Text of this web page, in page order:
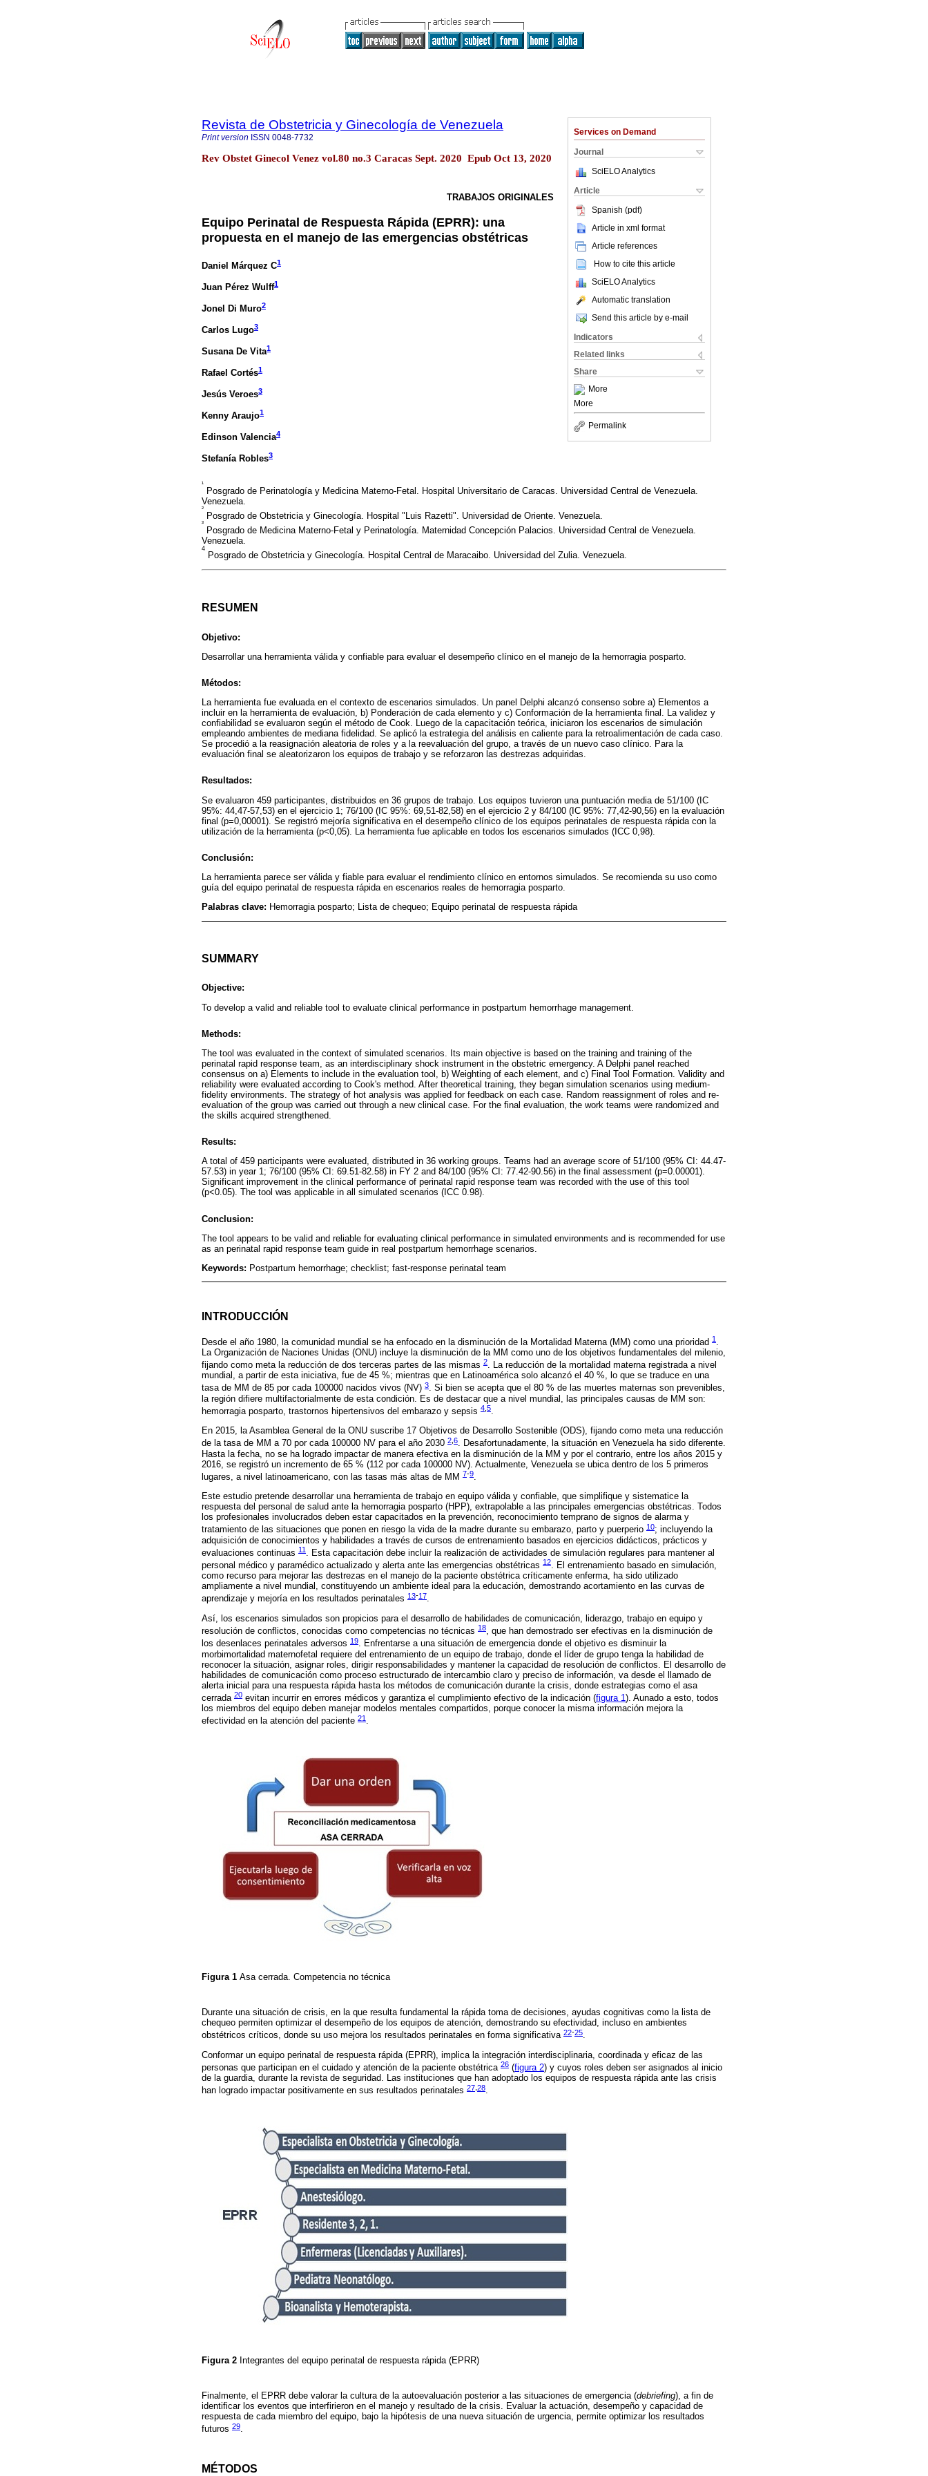
Services on Demand
Journal
SciELO Analytics
Article
Spanish (pdf)
Article in xml format
Article references
How to cite this article
SciELO Analytics
Automatic translation
Send this article by e-mail
Indicators
Related links
Share
More
More
Permalink
Revista de Obstetricia y Ginecología de Venezuela
Print version ISSN 0048-7732
Rev Obstet Ginecol Venez vol.80 no.3 Caracas Sept. 2020 Epub Oct 13, 2020
TRABAJOS ORIGINALES
Equipo Perinatal de Respuesta Rápida (EPRR): una
propuesta en el manejo de las emergencias obstétricas
Daniel Márquez C1
Juan Pérez Wulff1
Jonel Di Muro2
Carlos Lugo3
Susana De Vita1
Rafael Cortés1
Jesús Veroes3
Kenny Araujo1
Edinson Valencia4
Stefanía Robles3
¹
Posgrado de Perinatología y Medicina Materno-Fetal. Hospital Universitario de Caracas. Universidad Central de Venezuela.
Venezuela.
²
Posgrado de Obstetricia y Ginecología. Hospital "Luis Razetti". Universidad de Oriente. Venezuela.
³
Posgrado de Medicina Materno-Fetal y Perinatología. Maternidad Concepción Palacios. Universidad Central de Venezuela.
Venezuela.
4
Posgrado de Obstetricia y Ginecología. Hospital Central de Maracaibo. Universidad del Zulia. Venezuela.
RESUMEN
Objetivo:
Desarrollar una herramienta válida y confiable para evaluar el desempeño clínico en el manejo de la hemorragia posparto.
Métodos:
La herramienta fue evaluada en el contexto de escenarios simulados. Un panel Delphi alcanzó consenso sobre a) Elementos a
incluir en la herramienta de evaluación, b) Ponderación de cada elemento y c) Conformación de la herramienta final. La validez y
confiabilidad se evaluaron según el método de Cook. Luego de la capacitación teórica, iniciaron los escenarios de simulación
empleando ambientes de mediana fidelidad. Se aplicó la estrategia del análisis en caliente para la retroalimentación de cada caso.
Se procedió a la reasignación aleatoria de roles y a la reevaluación del grupo, a través de un nuevo caso clínico. Para la
evaluación final se aleatorizaron los equipos de trabajo y se reforzaron las destrezas adquiridas.
Resultados:
Se evaluaron 459 participantes, distribuidos en 36 grupos de trabajo. Los equipos tuvieron una puntuación media de 51/100 (IC
95%: 44,47-57,53) en el ejercicio 1; 76/100 (IC 95%: 69,51-82,58) en el ejercicio 2 y 84/100 (IC 95%: 77,42-90,56) en la evaluación
final (p=0,00001). Se registró mejoría significativa en el desempeño clínico de los equipos perinatales de respuesta rápida con la
utilización de la herramienta (p<0,05). La herramienta fue aplicable en todos los escenarios simulados (ICC 0,98).
Conclusión:
La herramienta parece ser válida y fiable para evaluar el rendimiento clínico en entornos simulados. Se recomienda su uso como
guía del equipo perinatal de respuesta rápida en escenarios reales de hemorragia posparto.
Palabras clave: Hemorragia posparto; Lista de chequeo; Equipo perinatal de respuesta rápida
SUMMARY
Objective:
To develop a valid and reliable tool to evaluate clinical performance in postpartum hemorrhage management.
Methods:
The tool was evaluated in the context of simulated scenarios. Its main objective is based on the training and training of the
perinatal rapid response team, as an interdisciplinary shock instrument in the obstetric emergency. A Delphi panel reached
consensus on a) Elements to include in the evaluation tool, b) Weighting of each element, and c) Final Tool Formation. Validity and
reliability were evaluated according to Cook's method. After theoretical training, they began simulation scenarios using medium-
fidelity environments. The strategy of hot analysis was applied for feedback on each case. Random reassignment of roles and re-
evaluation of the group was carried out through a new clinical case. For the final evaluation, the work teams were randomized and
the skills acquired strengthened.
Results:
A total of 459 participants were evaluated, distributed in 36 working groups. Teams had an average score of 51/100 (95% CI: 44.47-
57.53) in year 1; 76/100 (95% CI: 69.51-82.58) in FY 2 and 84/100 (95% CI: 77.42-90.56) in the final assessment (p=0.00001).
Significant improvement in the clinical performance of perinatal rapid response team was recorded with the use of this tool
(p<0.05). The tool was applicable in all simulated scenarios (ICC 0.98).
Conclusion:
The tool appears to be valid and reliable for evaluating clinical performance in simulated environments and is recommended for use
as an perinatal rapid response team guide in real postpartum hemorrhage scenarios.
Keywords: Postpartum hemorrhage; checklist; fast-response perinatal team
INTRODUCCIÓN
Desde el año 1980, la comunidad mundial se ha enfocado en la disminución de la Mortalidad Materna (MM) como una prioridad 1
La Organización de Naciones Unidas (ONU) incluye la disminución de la MM como uno de los objetivos fundamentales del milenio,
fijando como meta la reducción de dos terceras partes de las mismas 2. La reducción de la mortalidad materna registrada a nivel
mundial, a partir de esta iniciativa, fue de 45 %; mientras que en Latinoamérica solo alcanzó el 40 %, lo que se traduce en una
tasa de MM de 85 por cada 100000 nacidos vivos (NV) 3. Si bien se acepta que el 80 % de las muertes maternas son prevenibles,
la región difiere multifactorialmente de esta condición. Es de destacar que a nivel mundial, las principales causas de MM son:
hemorragia posparto, trastornos hipertensivos del embarazo y sepsis 4 5.
En 2015, la Asamblea General de la ONU suscribe 17 Objetivos de Desarrollo Sostenible (ODS), fijando como meta una reducción
de la tasa de MM a 70 por cada 100000 NV para el año 2030 2 6. Desafortunadamente, la situación en Venezuela ha sido diferente.
Hasta la fecha, no se ha logrado impactar de manera efectiva en la disminución de la MM y por el contrario, entre los años 2015 y
2016, se registró un incremento de 65 % (112 por cada 100000 NV). Actualmente, Venezuela se ubica dentro de los 5 primeros
lugares, a nivel latinoamericano, con las tasas más altas de MM 7-9.
Este estudio pretende desarrollar una herramienta de trabajo en equipo válida y confiable, que simplifique y sistematice la
respuesta del personal de salud ante la hemorragia posparto (HPP), extrapolable a las principales emergencias obstétricas. Todos
los profesionales involucrados deben estar capacitados en la prevención, reconocimiento temprano de signos de alarma y
tratamiento de las situaciones que ponen en riesgo la vida de la madre durante su embarazo, parto y puerperio 10; incluyendo la
adquisición de conocimientos y habilidades a través de cursos de entrenamiento basados en ejercicios didácticos, prácticos y
evaluaciones continuas 11 . Esta capacitación debe incluir la realización de actividades de simulación regulares para mantener al
personal médico y paramédico actualizado y alerta ante las emergencias obstétricas 12. El entrenamiento basado en simulación,
como recurso para mejorar las destrezas en el manejo de la paciente obstétrica críticamente enferma, ha sido utilizado
ampliamente a nivel mundial, constituyendo un ambiente ideal para la educación, demostrando acortamiento en las curvas de
aprendizaje y mejoría en los resultados perinatales 13-17.
Así, los escenarios simulados son propicios para el desarrollo de habilidades de comunicación, liderazgo, trabajo en equipo y
resolución de conflictos, conocidas como competencias no técnicas 18, que han demostrado ser efectivas en la disminución de
los desenlaces perinatales adversos 19. Enfrentarse a una situación de emergencia donde el objetivo es disminuir la
morbimortalidad maternofetal requiere del entrenamiento de un equipo de trabajo, donde el líder de grupo tenga la habilidad de
reconocer la situación, asignar roles, dirigir responsabilidades y mantener la capacidad de resolución de conflictos. El desarrollo de
habilidades de comunicación como proceso estructurado de intercambio claro y preciso de información, va desde el llamado de
alerta inicial para una respuesta rápida hasta los métodos de comunicación durante la crisis, donde estrategias como el asa
cerrada 20 evitan incurrir en errores médicos y garantiza el cumplimiento efectivo de la indicación (figura 1). Aunado a esto, todos
los miembros del equipo deben manejar modelos mentales compartidos, porque conocer la misma información mejora la
efectividad en la atención del paciente 21 .
Figura 1 Asa cerrada. Competencia no técnica
Durante una situación de crisis, en la que resulta fundamental la rápida toma de decisiones, ayudas cognitivas como la lista de
chequeo permiten optimizar el desempeño de los equipos de atención, demostrando su efectividad, incluso en ambientes
obstétricos críticos, donde su uso mejora los resultados perinatales en forma significativa 22-25.
Conformar un equipo perinatal de respuesta rápida (EPRR), implica la integración interdisciplinaria, coordinada y eficaz de las
personas que participan en el cuidado y atención de la paciente obstétrica 26 (figura 2) y cuyos roles deben ser asignados al inicio
de la guardia, durante la revista de seguridad. Las instituciones que han adoptado los equipos de respuesta rápida ante las crisis
han logrado impactar positivamente en sus resultados perinatales 27 28.
Figura 2 Integrantes del equipo perinatal de respuesta rápida (EPRR)
Finalmente, el EPRR debe valorar la cultura de la autoevaluación posterior a las situaciones de emergencia (debriefing), a fin de
identificar los eventos que interfirieron en el manejo y resultado de la crisis. Evaluar la actuación, desempeño y capacidad de
respuesta de cada miembro del equipo, bajo la hipótesis de una nueva situación de urgencia, permite optimizar los resultados
futuros 29.
MÉTODOS